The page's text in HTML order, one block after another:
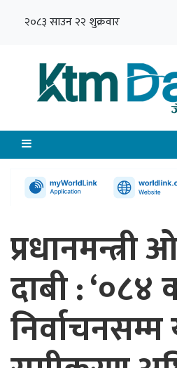
२०८३ साउन २२ शुक्रवार
प्रधानमन्त्री
दाबी : ‘०८४
निर्वाचनसम्म